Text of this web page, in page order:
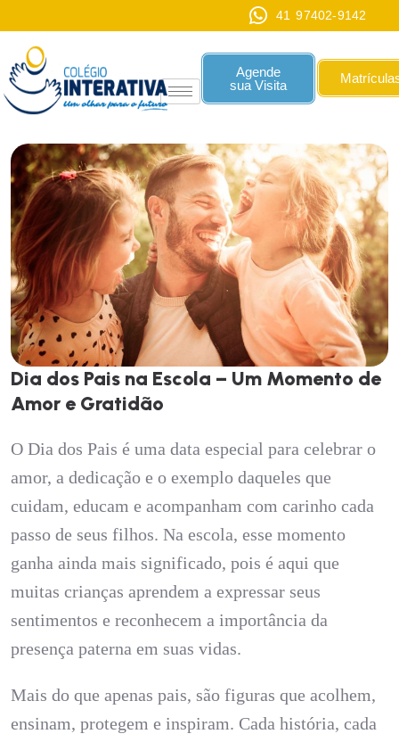
41 97402-9142
Agende
sua Visita
Dia dos Pais na Escola – Um Momento de
Amor e Gratidão
O Dia dos Pais é uma data especial para celebrar o
amor, a dedicação e o exemplo daqueles que
cuidam, educam e acompanham com carinho cada
passo de seus filhos. Na escola, esse momento
ganha ainda mais significado, pois é aqui que
muitas crianças aprendem a expressar seus
sentimentos e reconhecem a importância da
presença paterna em suas vidas.
Mais do que apenas pais, são figuras que acolhem,
ensinam, protegem e inspiram. Cada história, cada